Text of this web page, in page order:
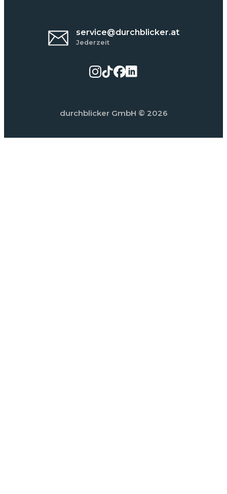
service@durchblicker.at
Jederzeit
durchblicker GmbH © 2026